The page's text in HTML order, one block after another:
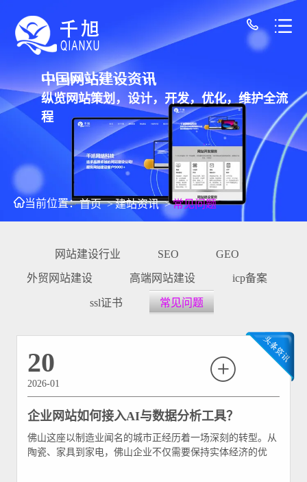
中国网站建设资讯
纵览网站策划，设计，开发，优化，维护全流
程
当前位置：首页 >建站资讯 >常见问题
网站建设行业 SEO GEO
外贸网站建设 高端网站建设 icp备案
ssl证书 常见问题
20
2026-01
企业网站如何接入AI与数据分析工具？
佛山这座以制造业闻名的城市正经历着一场深刻的转型。从
陶瓷、家具到家电，佛山企业不仅需要保持实体经济的优